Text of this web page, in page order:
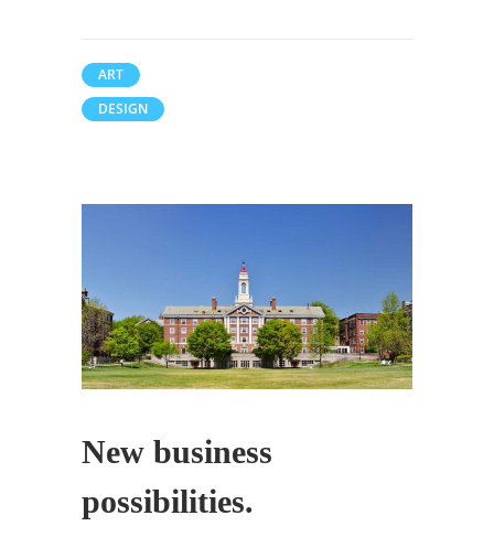
ART
DESIGN
New business
possibilities.